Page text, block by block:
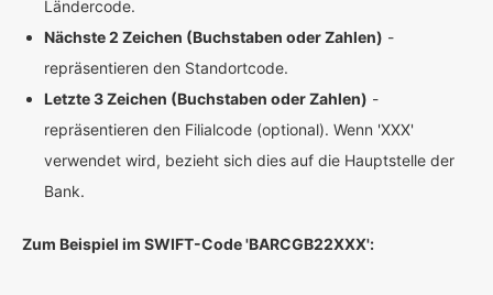
Ländercode.
Nächste 2 Zeichen (Buchstaben oder Zahlen) -
repräsentieren den Standortcode.
Letzte 3 Zeichen (Buchstaben oder Zahlen) -
repräsentieren den Filialcode (optional). Wenn 'XXX'
verwendet wird, bezieht sich dies auf die Hauptstelle der
Bank.
Zum Beispiel im SWIFT-Code 'BARCGB22XXX':